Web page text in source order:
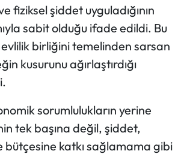
fiziksel şiddet uyguladığının
sabit olduğu ifade edildi. Bu
evlilik birliğini temelinden sarsan
kusurunu ağırlaştırdığı
sorumlulukların yerine
tek başına değil, şiddet,
bütçesine katkı sağlamama gibi